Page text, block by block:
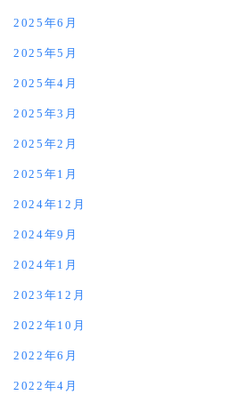
2025年6月
2025年5月
2025年4月
2025年3月
2025年2月
2025年1月
2024年12月
2024年9月
2024年1月
2023年12月
2022年10月
2022年6月
2022年4月